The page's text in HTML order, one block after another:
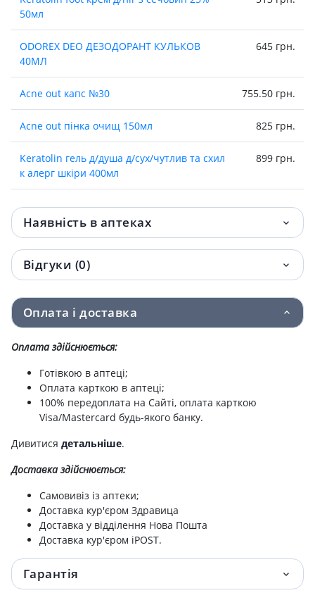
50мл
ODOREX DEO ДЕЗОДОРАНТ КУЛЬКОВ
40МЛ
645 грн.
Acne out капс №30 755.50 грн.
Acne out пінка очищ 150мл 825 грн.
Keratolin гель д/душа д/сух/чутлив та схил
к алерг шкіри 400мл
899 грн.
Pure skin пінка очищ з азелаін к-той
150мл
931 грн.
Odorex deo набір антиперсп шарик 40мл
№2
1 055 грн.
Pure skin крем д/очей glow revival п/перш
ознак старін та темн кол 15мл
1 112 грн.
Acne out крем віднов spf30 30мл
Pure skin флюїд нічн з гіалурон к-той
пептидам 50мл
Intensive крем азелаїнов к-та 20% та
ніацинамід 6% 30мл
Intensive сиров антівіков з ретинолом
Pure skin крем денний ревітал п/перш
ознак старін spf50+ 50мл
Наявність в аптеках
Відгуки (0)
Оплата і доставка
Оплата здійснюється:
Готівкою в аптеці;
Оплата карткою в аптеці;
100% передоплата на Сайті, оплата карткою
Visa/Mastercard будь-якого банку.
Дивитися детальніше.
Доставка здійснюється:
Самовивіз із аптеки;
Доставка кур'єром Здравица
Доставка у відділення Нова Пошта
Доставка кур'єром iPOST.
Гарантія